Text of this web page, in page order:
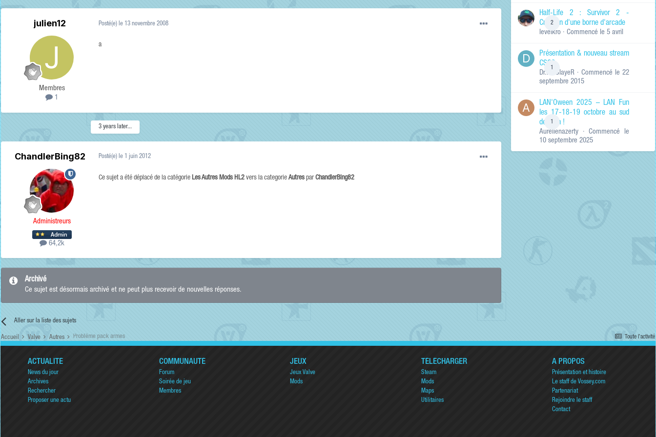
RECHERCHER LES
Titres et corps
Titres des
uniquement
julien12
Membres
1
Posté(e) le 13 novembre 2008
a
3 years later...
ChandlerBing82
Administreurs
64,2k
Posté(e) le 1 juin 2012
Ce sujet a été déplacé de la catégorie Les Autres Mods HL2 vers la categorie Autres par ChandlerBing82
Archivé
Ce sujet est désormais archivé et ne peut plus recevoir de nouvelles réponses.
Aller sur la liste des sujets
2
Half-Life 2 : Survivor 2 -
Création d'une borne d'arcade
levelkro · Commencé le 5 avril
1
Présentation & nouveau stream
CSGO
Dr.KinSlayeR · Commencé le 22
septembre 2015
1
LAN'Oween 2025 – LAN Fun
les 17-18-19 octobre au sud
de Lyon !
Aurelienazerty · Commencé le
10 septembre 2025
Toute l’activité
Accueil Valve Autres Problême pack armes
ACTUALITÉ
News du jour
Archives
Rechercher
Proposer une actu
COMMUNAUTÉ
Forum
Soirée de jeu
Membres
JEUX
Jeux Valve
Mods
TÉLÉCHARGER
Steam
Mods
Maps
Utilitaires
A PROPOS
Présentation et histoire
Le staff de Vossey.com
Partenariat
Rejoindre le staff
Contact